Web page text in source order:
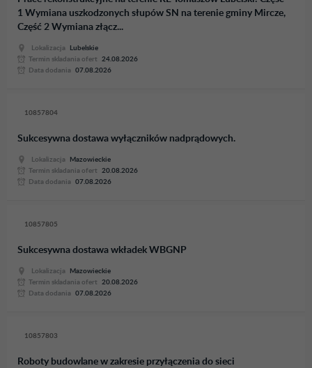
1 Wymiana uszkodzonych słupów SN na terenie gminy Mircze,
Część 2 Wymiana złącz...
Lokalizacja
Lubelskie
Termin skladania ofert
24.08.2026
Data dodania
07.08.2026
10857804
Sukcesywna dostawa wyłączników nadprądowych.
Lokalizacja
Mazowieckie
Termin skladania ofert
20.08.2026
Data dodania
07.08.2026
10857805
Sukcesywna dostawa wkładek WBGNP
Lokalizacja
Mazowieckie
Termin skladania ofert
20.08.2026
Data dodania
07.08.2026
10857803
Roboty budowlane w zakresie przyłączenia do sieci